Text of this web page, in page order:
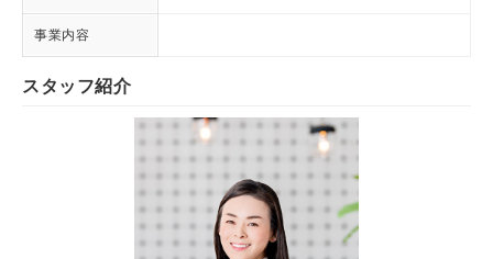
事業内容
スタッフ紹介